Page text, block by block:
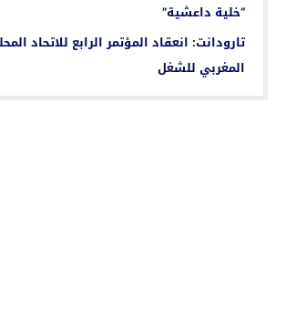
“خلية داعشية”
تارودانت: انعقاد المؤتمر الرابع للاتحاد
المغربي للشغل